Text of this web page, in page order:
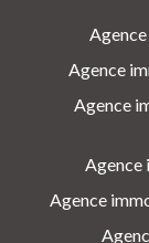
Agence
Agence
Agence
Agence